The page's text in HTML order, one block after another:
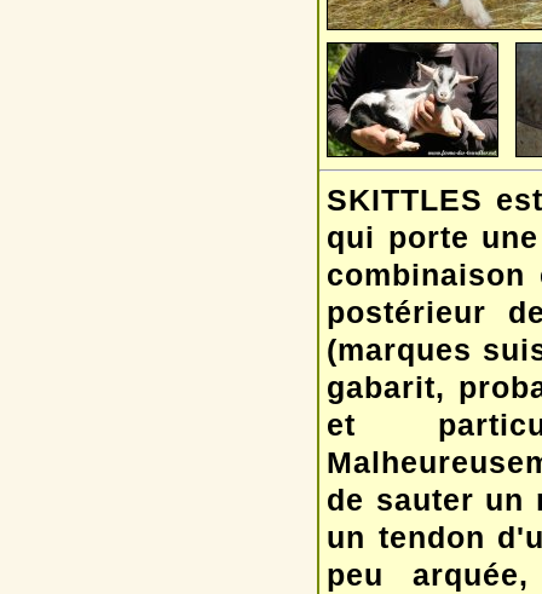
SKITTLES
qui porte
postérieur
(marques
gabarit,
et
de sauter un
un tendon
peu